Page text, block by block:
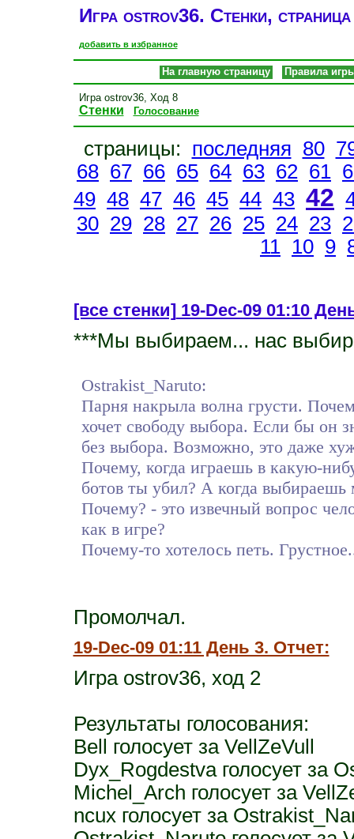
Игра ostrov36. Стенки,
добавить в избранное
На главную страницу Правила
Игра ostrov36, Ход 8
Стенки Голосование
страницы: последняя 80
68 67 66 65 64 63 62 61
49 48 47 46 45 44 43 42
30 29 28 27 26 25 24 23
11
10 9
[все стенки]19-Dec-09 01:10
***Мы выбираем... нас
Ostrakist_Naruto:
Парня накрыла волна грусти.
хочет свободу выбора. Если бы он
без выбора. Возможно, это даже
Почему, когда играешь в какую-
ботов ты убил? А когда
Почему? - это извечный вопрос
как в игре?
Почему-то хотелось петь.
Промолчал.
19-Dec-09 01:11 День 3. Отчет:
Игра ostrov36, ход 2
Результаты голосования:
Bell голосует за VellZeVull
Dyx_Rogdestva голосует за
Michel_Arch голосует за
ncux голосует за